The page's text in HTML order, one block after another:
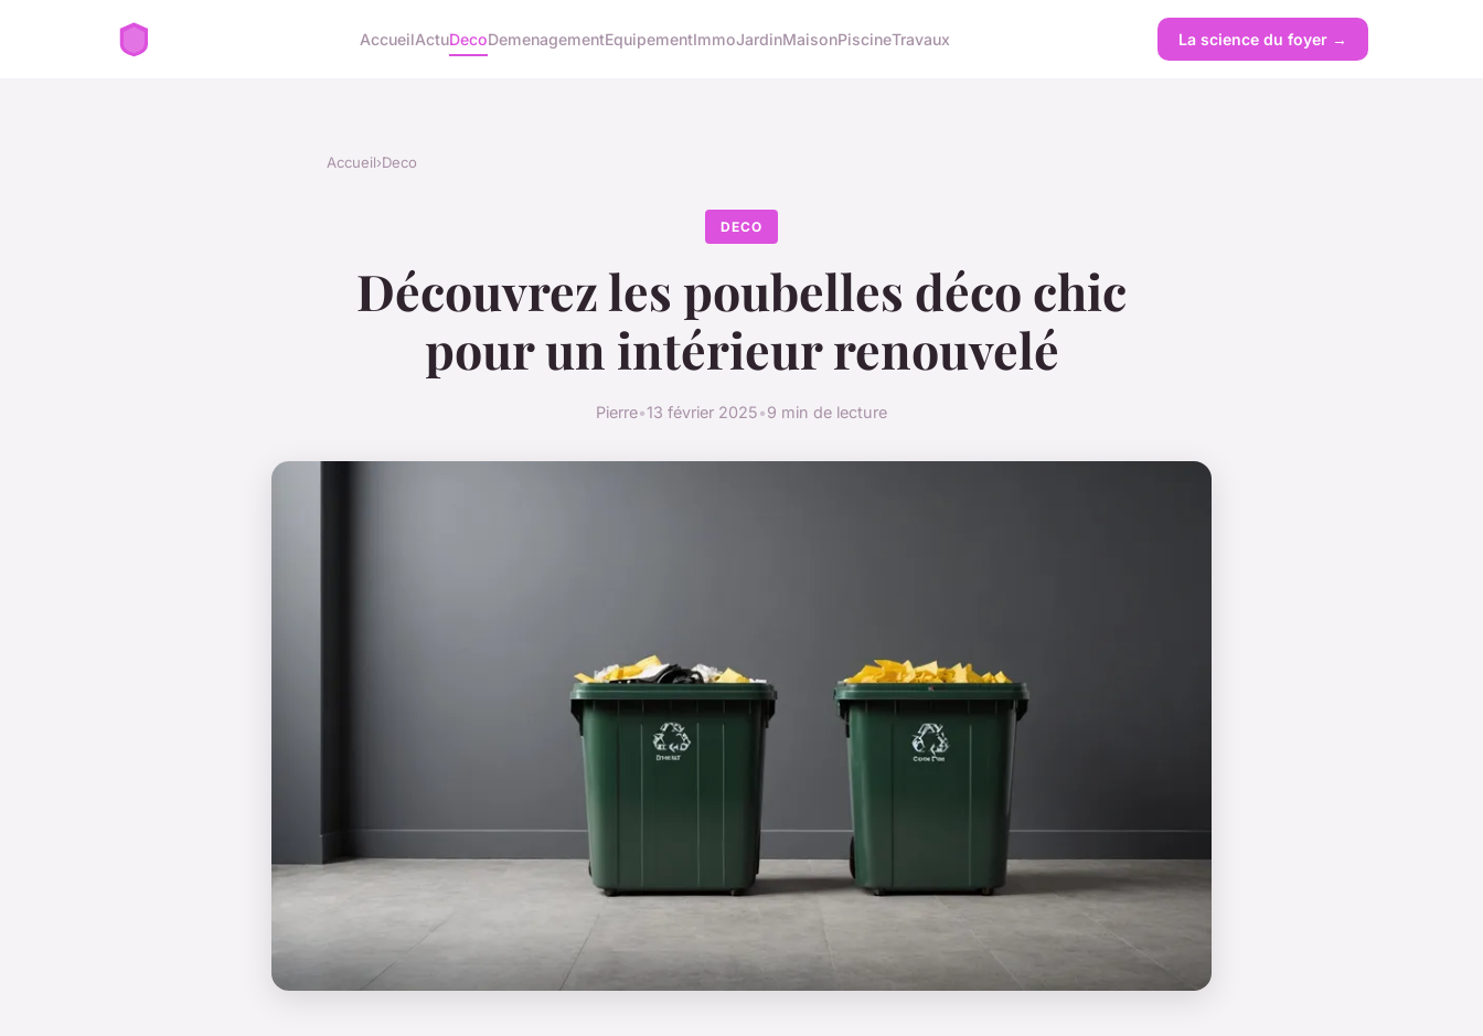
AccueilActuDecoDemenagementEquipementImmoJardinMaisonPiscineTravaux La science du foyer →
Accueil›Deco
DECO
Découvrez les poubelles déco chic
pour un intérieur renouvelé
Pierre•13 février 2025•9 min de lecture